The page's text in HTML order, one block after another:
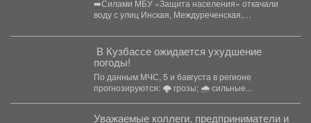
➡️Силами МБУ «Защита населения» откачали
воду с улиц Инская, Междуреченская,
работоспособность шандоров...
️ В Кузбассе ожидается ухудшение
погоды!
По данным МЧС, 5 и 6августа в регионе
прогнозируются: 🌩 грозы; 🌧 сильные...
Уважаемые коллеги, предприниматели и